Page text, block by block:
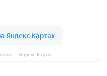
— Яндекс Карты